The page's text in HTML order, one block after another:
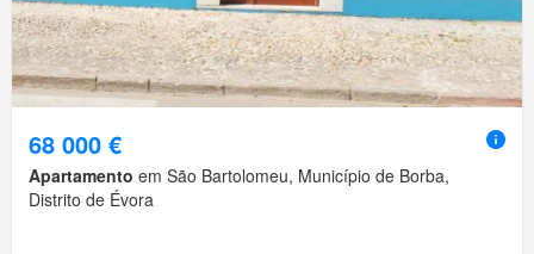
68 000 €
Apartamento em São Bartolomeu, Município de Borba,
Distrito de Évora